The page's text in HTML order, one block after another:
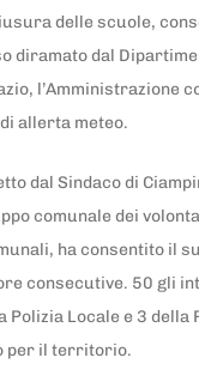
delle scuole,
diramato dal
l’Amministrazione
allerta meteo.
dal Sindaco di
comunale dei
ha consentito il
consecutive. 50 gli
Polizia Locale e 3 della
per il territorio.